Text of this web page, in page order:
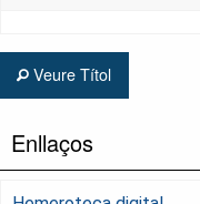
Veure Títol
Enllaços